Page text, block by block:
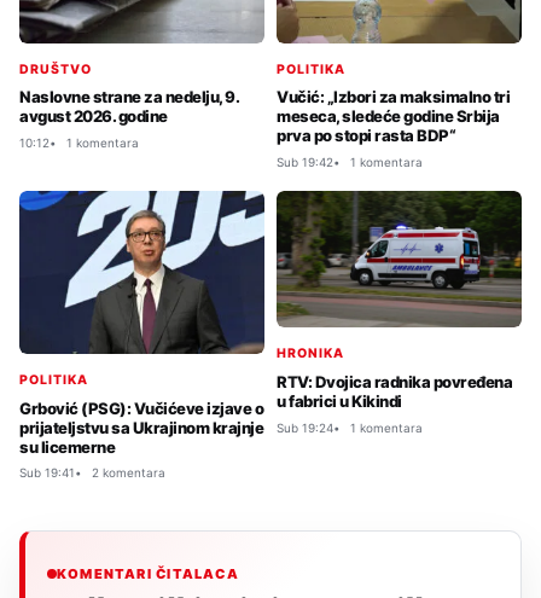
DRUŠTVO
Naslovne strane za nedelju, 9.
avgust 2026. godine
10:12 1 komentara
POLITIKA
Vučić: „Izbori za maksimalno tri
meseca, sledeće godine Srbija
prva po stopi rasta BDP“
Sub 19:42 1 komentara
POLITIKA
Grbović (PSG): Vučićeve izjave o
prijateljstvu sa Ukrajinom krajnje
su licemerne
Sub 19:41 2 komentara
HRONIKA
RTV: Dvojica radnika povređena
u fabrici u Kikindi
Sub 19:24 1 komentara
KOMENTARI ČITALACA